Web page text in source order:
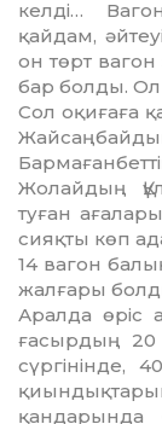
келді…
қайдам,
он төрт
бар болды. Ол
Сол оқиғаға
Жолайдың
туған
сияқты көп
14 вагон
жалғары
Аралда өріс
ғасырдың
сүр­гінінде,
қан­­да­рын­да